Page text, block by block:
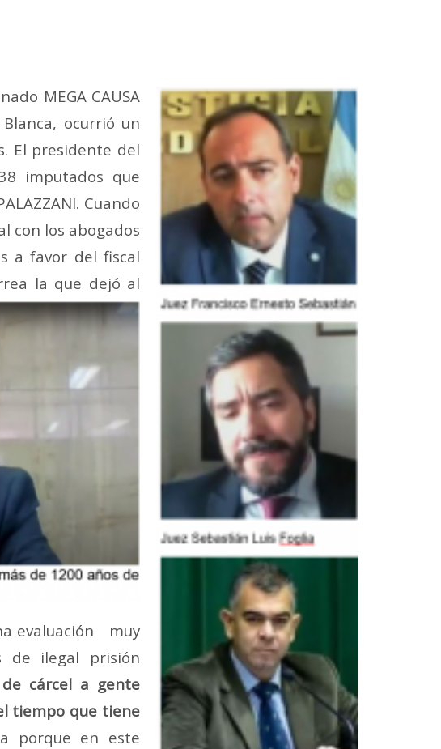
MEGA CAUSA
ocurrió un
El presidente del
imputados que
Cuando
con los abogados
a favor del fiscal
la que dejó al
evaluación muy
de ilegal prisión
cárcel a gente
tiempo que tiene
porque en este